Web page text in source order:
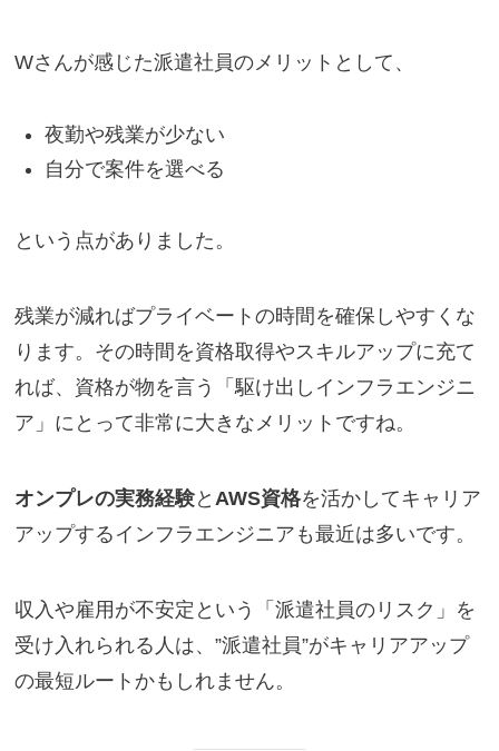
Wさんが感じた派遣社員のメリットとして、
夜勤や残業が少ない
自分で案件を選べる
という点がありました。
残業が減ればプライベートの時間を確保しやすくな
ります。その時間を資格取得やスキルアップに充て
れば、資格が物を言う「駆け出しインフラエンジニ
ア」にとって非常に大きなメリットですね。
オンプレの実務経験とAWS資格を活かしてキャリア
アップするインフラエンジニアも最近は多いです。
収入や雇用が不安定という「派遣社員のリスク」を
受け入れられる人は、”派遣社員”がキャリアアップ
の最短ルートかもしれません。